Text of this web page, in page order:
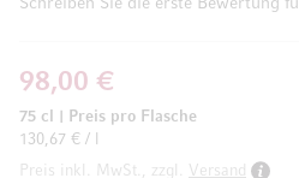
Schreiben Sie die erste Bewertung
98,00 €
75 cl
Preis pro Flasche
130,67 € / l
Preis inkl. MwSt., zzgl.
Versand